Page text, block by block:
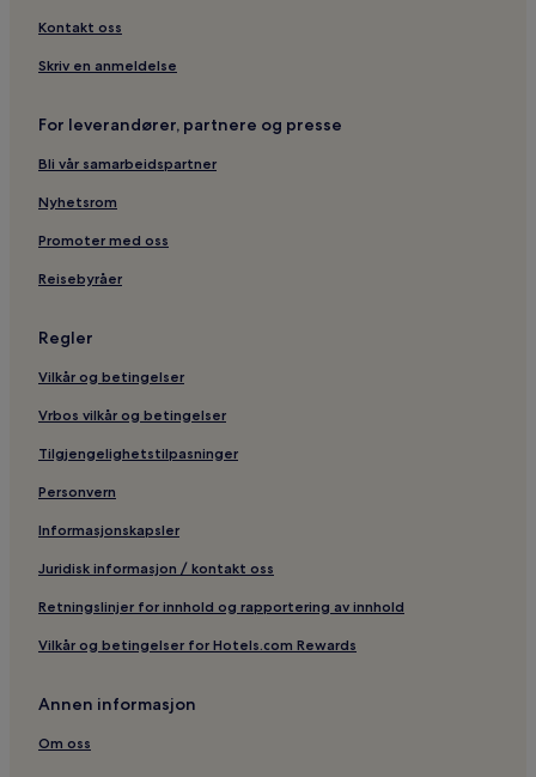
Kontakt oss
Skriv en anmeldelse
For leverandører, partnere og presse
Bli vår samarbeidspartner
Nyhetsrom
Promoter med oss
Reisebyråer
Regler
Vilkår og betingelser
Vrbos vilkår og betingelser
Tilgjengelighetstilpasninger
Personvern
Informasjonskapsler
Juridisk informasjon / kontakt oss
Retningslinjer for innhold og rapportering av innhold
Vilkår og betingelser for Hotels.com Rewards
Annen informasjon
Om oss